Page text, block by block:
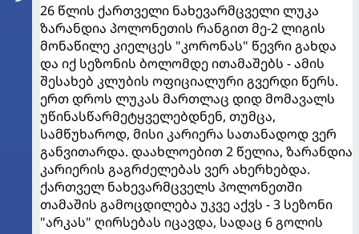
26 წლის ქართველი ნახევარმცველი ლუკა
ზარანდია პოლონეთის რანგით მე-2 ლიგის
მონაწილე კიელცეს "კორონას" წევრი გახდა
და იქ სეზონის ბოლომდე ითამაშებს - ამის
შესახებ კლუბის ოფიციალური გვერდი წერს.
ერთ დროს ლუკას მართლაც დიდ მომავალს
უწინასწარმეტყველებდნენ, თუმცა,
სამწუხაროდ, მისი კარიერა სათანადოდ ვერ
განვითარდა. დაახლოებით 2 წელია, ზარანდია
კარიერის გაგრძელებას ვერ ახერხებდა.
ქართველ ნახევარმცველს პოლონეთში
თამაშის გამოცდილება უკვე აქვს - 3 სეზონი
"არკას" ღირსებას იცავდა, სადაც 6 გოლის